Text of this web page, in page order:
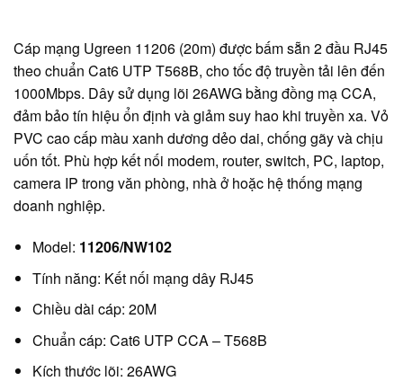
Cáp mạng Ugreen 11206 (20m) được bấm sẵn 2 đầu RJ45
theo chuẩn Cat6 UTP T568B, cho tốc độ truyền tải lên đến
1000Mbps. Dây sử dụng lõi 26AWG bằng đồng mạ CCA,
đảm bảo tín hiệu ổn định và giảm suy hao khi truyền xa. Vỏ
PVC cao cấp màu xanh dương dẻo dai, chống gãy và chịu
uốn tốt. Phù hợp kết nối modem, router, switch, PC, laptop,
camera IP trong văn phòng, nhà ở hoặc hệ thống mạng
doanh nghiệp.
Model: 11206/NW102
Tính năng: Kết nối mạng dây RJ45
Chiều dài cáp: 20M
Chuẩn cáp: Cat6 UTP CCA – T568B
Kích thước lõi: 26AWG